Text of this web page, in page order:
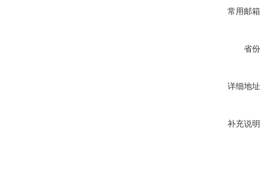
常用邮箱
省份
详细地址
补充说明